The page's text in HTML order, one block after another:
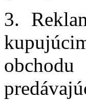
3.
obchodu